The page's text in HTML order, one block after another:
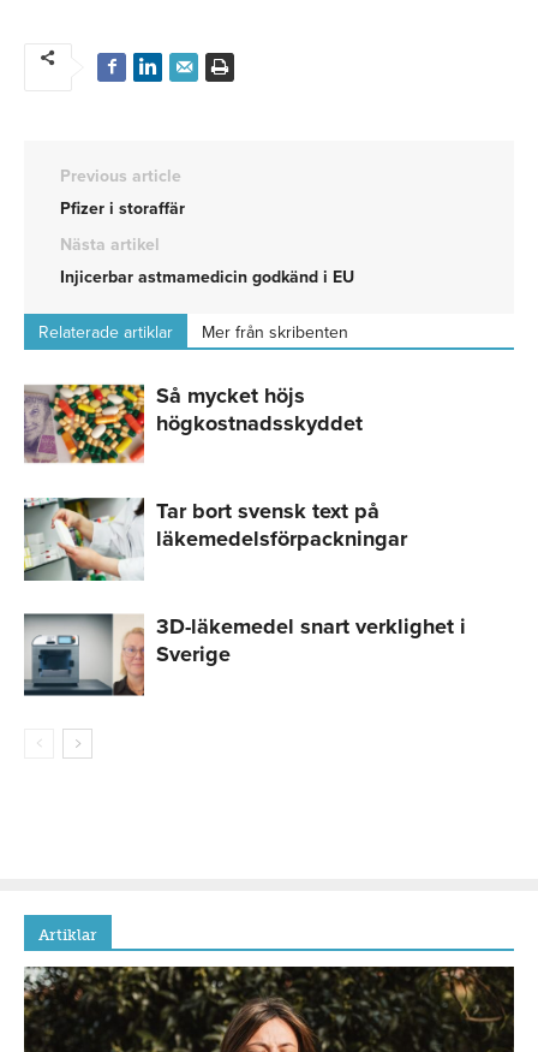
Previous article
Pfizer i storaffär
Nästa artikel
Injicerbar astmamedicin godkänd i EU
Relaterade artiklar Mer från skribenten
Så mycket höjs
högkostnadsskyddet
Tar bort svensk text på
läkemedelsförpackningar
3D-läkemedel snart verklighet i
Sverige
Artiklar